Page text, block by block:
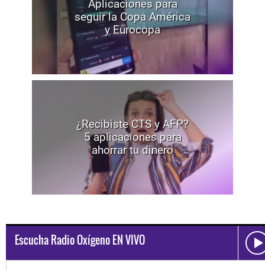
Aplicaciones para
seguir la Copa América
y Eurocopa
¿Recibiste CTS y AFP?
5 aplicaciones para
ahorrar tu dinero
Escucha Radio Oxígeno EN VIVO